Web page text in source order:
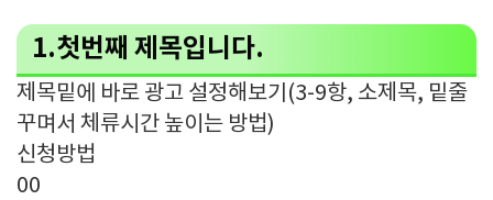
1.첫번째 제목입니다.
제목밑에 바로 광고 설정해보기(3-9항, 소제목, 밑줄
꾸며서 체류시간 높이는 방법)
신청방법
00